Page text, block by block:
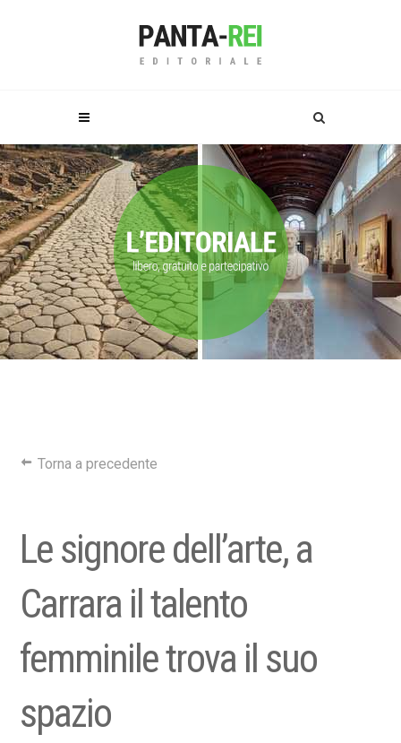
Torna a precedente
Le signore dell’arte, a
Carrara il talento
femminile trova il suo
spazio